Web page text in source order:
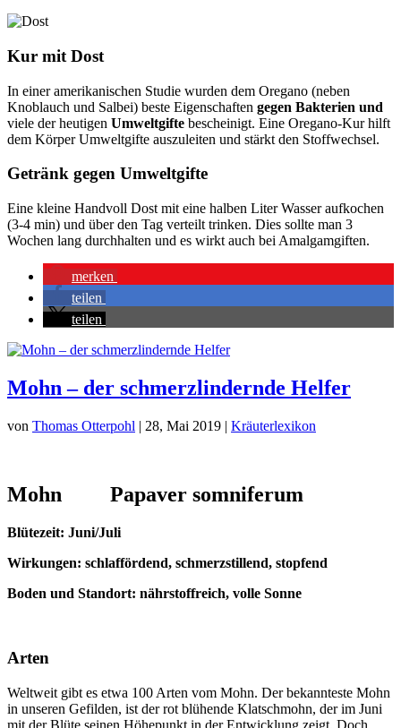
Kur mit Dost
In einer amerikanischen Studie wurden dem Oregano (neben
Knoblauch und Salbei) beste Eigenschaften gegen Bakterien und
viele der heutigen Umweltgifte bescheinigt. Eine Oregano-Kur hilft
dem Körper Umweltgifte auszuleiten und stärkt den Stoffwechsel.
Getränk gegen Umweltgifte
Eine kleine Handvoll Dost mit eine halben Liter Wasser aufkochen
(3-4 min) und über den Tag verteilt trinken. Dies sollte man 3
Wochen lang durchhalten und es wirkt auch bei Amalgamgiften.
merken
teilen
teilen
Mohn – der schmerzlindernde Helfer
von Thomas Otterpohl | 28, Mai 2019 | Kräuterlexikon
Mohn Papaver somniferum
Blütezeit: Juni/Juli
Wirkungen: schlaffördend, schmerzstillend, stopfend
Boden und Standort: nährstoffreich, volle Sonne
Arten
Weltweit gibt es etwa 100 Arten vom Mohn. Der bekannteste Mohn
in unseren Gefilden, ist der rot blühende Klatschmohn, der im Juni